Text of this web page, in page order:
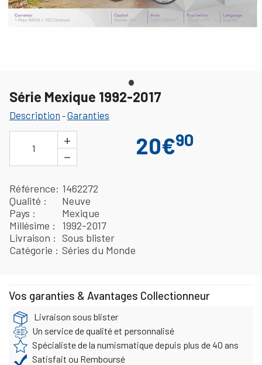
Série Mexique 1992-2017
Description -Garanties
1
+
−
20€90
Référence 1462272
Qualité
Neuve
Pays
Mexique
Millésime
1992-2017
Livraison
Sous blister
Catégorie
Séries du Monde
Vos garanties & Avantages Collectionneur
Livraison sous blister
Un service de qualité et personnalisé
Spécialiste de la numismatique depuis plus de 40 ans
Satisfait ou Remboursé